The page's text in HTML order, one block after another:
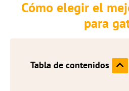
Cómo elegir el
para
Tabla de contenidos